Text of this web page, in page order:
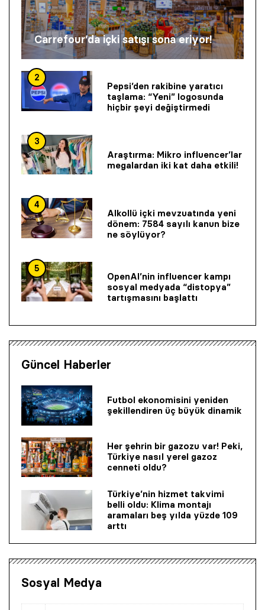
Carrefour’da içki satışı sona eriyor!
2
Pepsi’den rakibine yaratıcı
taşlama: “Yeni” logosunda
hiçbir şeyi değiştirmedi
3
Araştırma: Mikro influencer’lar
megalardan iki kat daha etkili!
4
Alkollü içki mevzuatında yeni
dönem: 7584 sayılı kanun bize
ne söylüyor?
5
OpenAI’nin influencer kampı
sosyal medyada “distopya”
tartışmasını başlattı
Güncel Haberler
Futbol ekonomisini yeniden
şekillendiren üç büyük dinamik
Her şehrin bir gazozu var! Peki,
Türkiye nasıl yerel gazoz
cenneti oldu?
Türkiye’nin hizmet takvimi
belli oldu: Klima montajı
aramaları beş yılda yüzde 109
arttı
Sosyal Medya